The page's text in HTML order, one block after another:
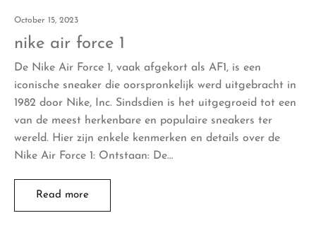
October 15, 2023
nike air force 1
De Nike Air Force 1, vaak afgekort als AF1, is een
iconische sneaker die oorspronkelijk werd uitgebracht in
1982 door Nike, Inc. Sindsdien is het uitgegroeid tot een
van de meest herkenbare en populaire sneakers ter
wereld. Hier zijn enkele kenmerken en details over de
Nike Air Force 1: Ontstaan: De…
Read more